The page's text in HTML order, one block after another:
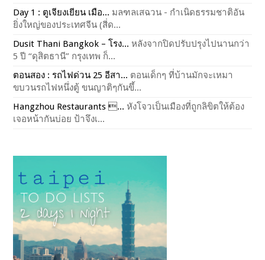
Day 1 : ตูเจียงเยียน เมือ... มลฑลเสฉวน - กำเนิดธรรมชาติอัน
ยิ่งใหญ่ของประเทศจีน (สี่ด...
Dusit Thani Bangkok – โรง... หลังจากปิดปรับปรุงไปนานกว่า
5 ปี “ดุสิตธานี” กรุงเทพ ก็...
ตอนสอง : รถไฟด่วน 25 อีสา... ตอนเด็กๆ ที่บ้านมักจะเหมา
ขบวนรถไฟหนึ่งตู้ ขนญาติๆกันขึ้...
Hangzhou Restaurants ... หังโจวเป็นเมืองที่ถูกลิขิตให้ต้อง
เจอหน้ากันบ่อย ป้าจึงเ...